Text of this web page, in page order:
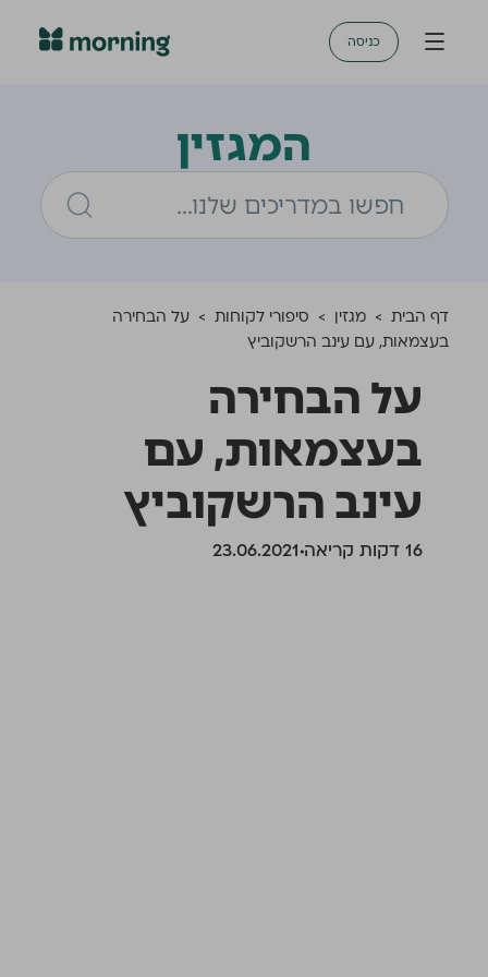
כניסה
המגזין
דף הבית > מגזין > סיפורי לקוחות > על הבחירה
בעצמאות, עם עינב הרשקוביץ
על הבחירה
בעצמאות, עם
עינב הרשקוביץ
‫16 דקות קריאה 23.06.2021